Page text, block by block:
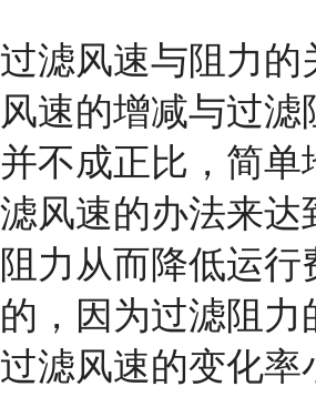
过滤风速与阻力的
风速的增减与过滤
并不成正比，简单
滤风速的办法来达
阻力从而降低运行
的，因为过滤阻力
过滤风速的变化率